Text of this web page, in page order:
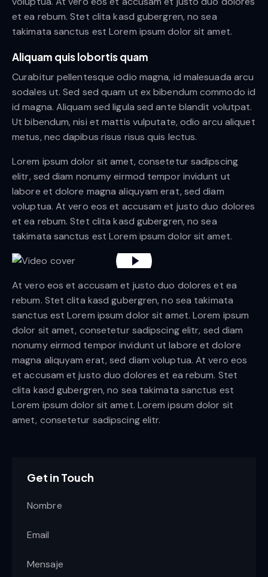
et ea rebum. Stet clita kasd gubergren, no sea
takimata sanctus est Lorem ipsum dolor sit amet.
Aliquam quis lobortis quam
Curabitur pellentesque odio magna, id malesuada arcu
sodales ut. Sed sed quam ut ex bibendum commodo id
id magna. Aliquam sed ligula sed ante blandit volutpat.
Ut bibendum, nisi et mattis vulputate, odio arcu aliquet
metus, nec dapibus risus risus quis lectus.
Lorem ipsum dolor sit amet, consetetur sadipscing
elitr, sed diam nonumy eirmod tempor invidunt ut
labore et dolore magna aliquyam erat, sed diam
voluptua. At vero eos et accusam et justo duo dolores
et ea rebum. Stet clita kasd gubergren, no sea
takimata sanctus est Lorem ipsum dolor sit amet.
At vero eos et accusam et justo duo dolores et ea
rebum. Stet clita kasd gubergren, no sea takimata
sanctus est Lorem ipsum dolor sit amet. Lorem ipsum
dolor sit amet, consetetur sadipscing elitr, sed diam
nonumy eirmod tempor invidunt ut labore et dolore
magna aliquyam erat, sed diam voluptua. At vero eos
et accusam et justo duo dolores et ea rebum. Stet
clita kasd gubergren, no sea takimata sanctus est
Lorem ipsum dolor sit amet. Lorem ipsum dolor sit
amet, consetetur sadipscing elitr.
Get in Touch